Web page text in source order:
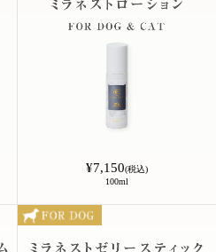
¥7,150(税込)
100ml